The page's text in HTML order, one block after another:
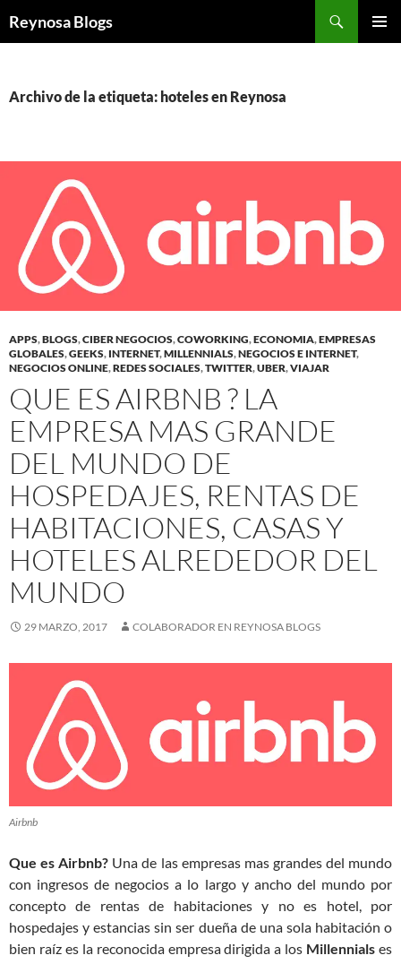
Reynosa Blogs
Archivo de la etiqueta: hoteles en Reynosa
APPS,BLOGS,CIBER NEGOCIOS,COWORKING,ECONOMIA,EMPRESAS
GLOBALES,GEEKS, INTERNET,MILLENNIALS,NEGOCIOS E INTERNET,
NEGOCIOS ONLINE,REDES SOCIALES,TWITTER,UBER,VIAJAR
QUE ES AIRBNB ? LA
EMPRESA MAS GRANDE
DEL MUNDO DE
HOSPEDAJES, RENTAS DE
HABITACIONES, CASAS Y
HOTELES ALREDEDOR DEL
MUNDO
29 MARZO, 2017 COLABORADOR EN REYNOSA BLOGS
Airbnb
Que es Airbnb? Una de las empresas mas grandes del mundo
con ingresos de negocios a lo largo y ancho del mundo por
concepto de rentas de habitaciones y no es hotel, por
hospedajes y estancias sin ser dueña de una sola habitación o
bien raíz es la reconocida empresa dirigida a los Millennials es